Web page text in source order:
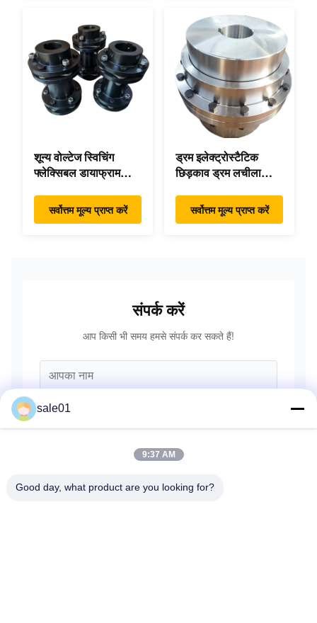
शून्य वोल्टेज स्विचिंग
फ्लेक्सिबल डायाफ्राम
हाई स्पीड
सर्वोत्तम मूल्य प्राप्त करें
ड्रम इलेक्ट्रोस्टैटिक
छिड़काव ड्रम लचीला
सर्वोत्तम मूल्य प्राप्त करें
संपर्क करें
आप किसी भी समय हमसे संपर्क कर सकते हैं!
sale01
9:37 AM
Good day, what product are you looking for?